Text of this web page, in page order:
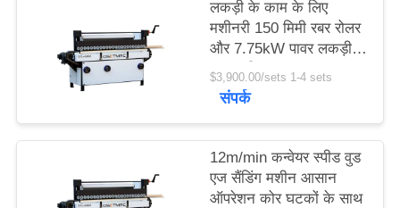
लकड़ी के काम के लिए
मशीनरी 150 मिमी रबर रोलर
और 7.75kW पावर लकड़ी
रबर मशीन
$3,900.00/sets 1-4 sets
संपर्क
12m/min कन्वेयर स्पीड वुड
एज सैंडिंग मशीन आसान
ऑपरेशन कोर घटकों के साथ